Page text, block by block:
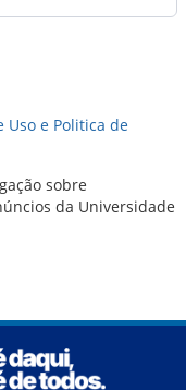
Uso e Politica de
sobre
da Universidade